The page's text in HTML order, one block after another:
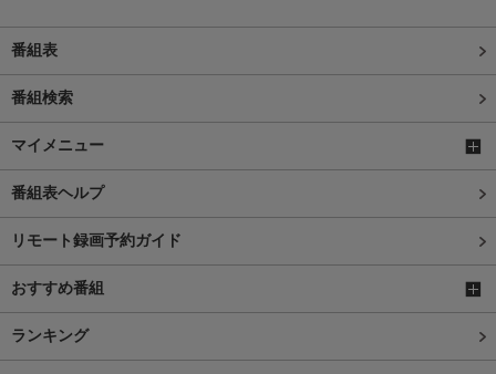
番組表
番組検索
マイメニュー
番組表ヘルプ
リモート録画予約ガイド
おすすめ番組
ランキング